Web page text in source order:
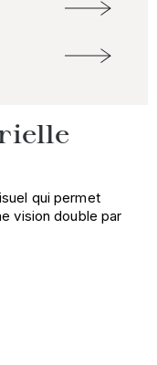
qui permet
vision double par